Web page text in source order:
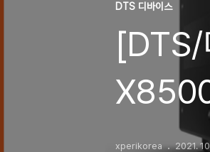
DTS 디바이스
[DTS/
xperikorea 2021.